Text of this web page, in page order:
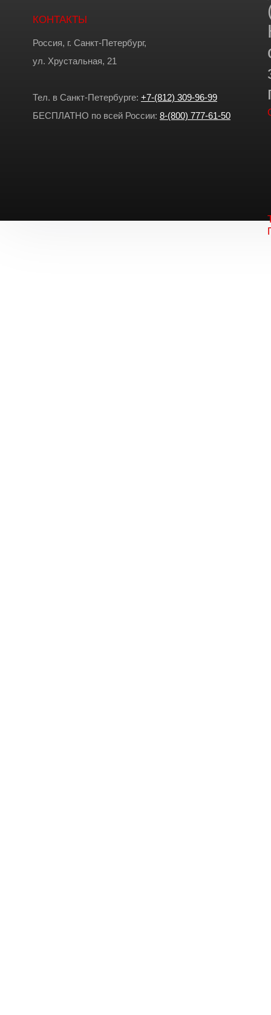
КОНТАКТЫ
Россия, г. Санкт-Петербург,
ул. Хрустальная, 21
Тел. в Санкт-Петербурге: +7-(812) 309-96-99
БЕСПЛАТНО по всей России: 8-(800) 777-61-50